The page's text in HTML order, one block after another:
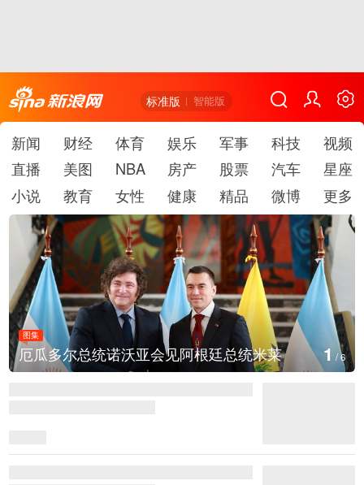
标准版 智能版
新闻 财经 体育 娱乐 军事 科技
视频
直播
美图 NBA 房产 股票 汽车
星座
小说
教育 女性 健康 精品 微博 更多
莱 美国斯波坎：野火烧毁700多所房屋
2/6